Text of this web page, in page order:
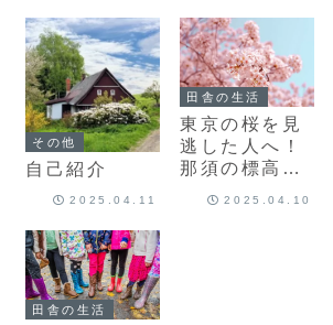
その他
自己紹介
2025.04.11
田舎の生活
東京の桜を見
逃した人へ！
那須の標高別
2025.04.10
田舎の生活